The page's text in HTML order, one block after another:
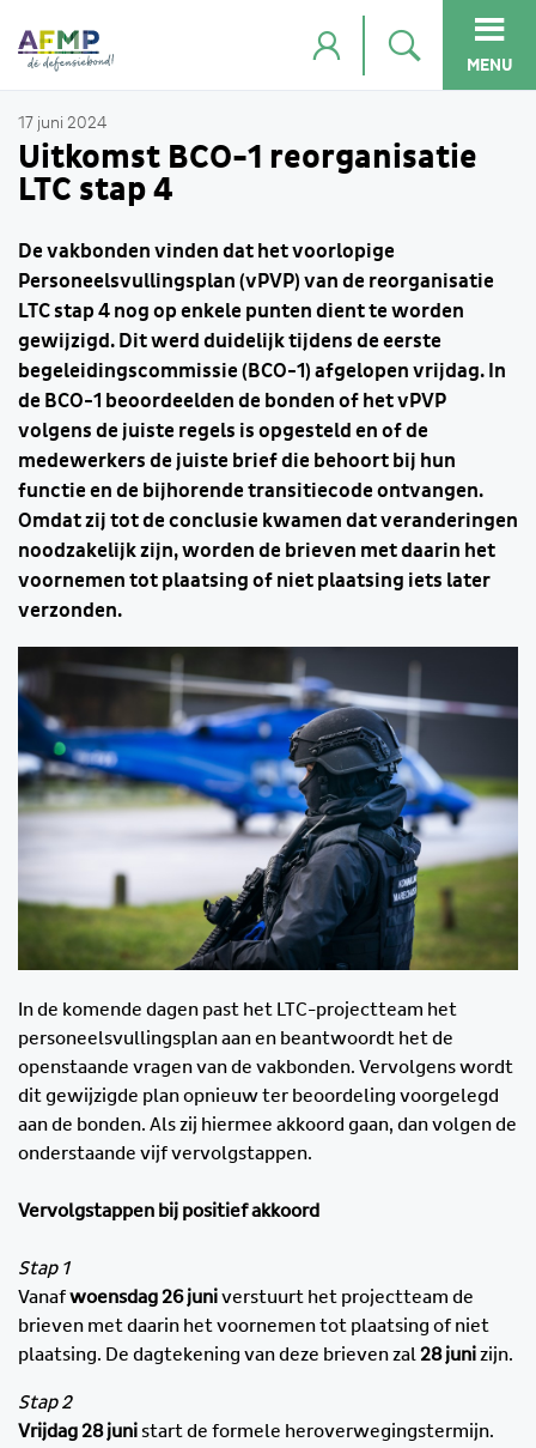
MENU
17 juni 2024
Uitkomst BCO-1 reorganisatie
LTC stap 4
De vakbonden vinden dat het voorlopige
Personeelsvullingsplan (vPVP) van de reorganisatie
LTC stap 4 nog op enkele punten dient te worden
gewijzigd. Dit werd duidelijk tijdens de eerste
begeleidingscommissie (BCO-1) afgelopen vrijdag. In
de BCO-1 beoordeelden de bonden of het vPVP
volgens de juiste regels is opgesteld en of de
medewerkers de juiste brief die behoort bij hun
functie en de bijhorende transitiecode ontvangen.
Omdat zij tot de conclusie kwamen dat veranderingen
noodzakelijk zijn, worden de brieven met daarin het
voornemen tot plaatsing of niet plaatsing iets later
verzonden.
In de komende dagen past het LTC-projectteam het
personeelsvullingsplan aan en beantwoordt het de
openstaande vragen van de vakbonden. Vervolgens wordt
dit gewijzigde plan opnieuw ter beoordeling voorgelegd
aan de bonden. Als zij hiermee akkoord gaan, dan volgen de
onderstaande vijf vervolgstappen.
Vervolgstappen bij positief akkoord
Stap 1
Vanafwoensdag 26 juniverstuurt het projectteam de
brieven met daarin het voornemen tot plaatsing of niet
plaatsing. De dagtekening van deze brieven zal 28 junizijn.
Stap 2
Vrijdag 28 junistart de formele heroverwegingstermijn.